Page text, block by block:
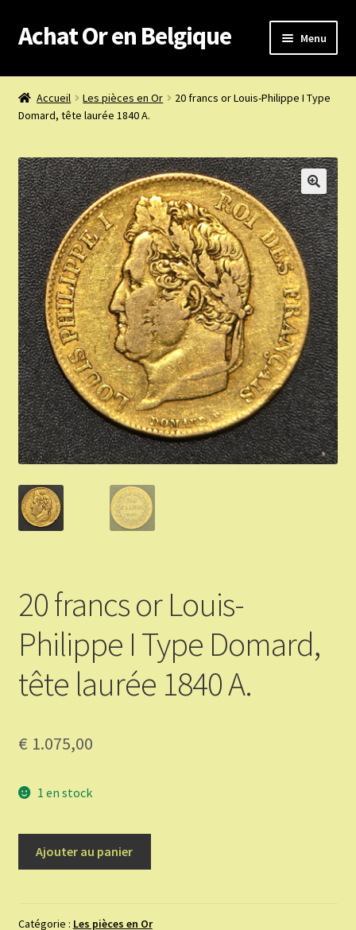
Aller
à
navigation
Aller
au
Achat Or en Belgique Menu
Achat or en Belgique
Boutique or et argent
Confidentialité
Heures d’ouverture
Nous achetons
Nous contacter
Validation de la commande
Vous Vendez
Conditions d’utilisation
Panier
Accueil Les pièces en Or
20 francs or Louis-Philippe I Type
Domard, tête laurée 1840 A.
20 francs or Louis-
Philippe I Type Domard,
tête laurée 1840 A.
€ 1.075,00
1 en stock
or
Ajouter au panier
Catégorie : Les pièces en Or